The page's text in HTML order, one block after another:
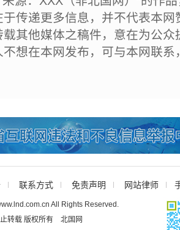
传递更多信息，并不代表本
其他媒体之稿件，意在为公
想在本网发布，可与本网联
联系方式 免责声明 网站律师
All Rights Reserved.
转载 版权所有 北国网